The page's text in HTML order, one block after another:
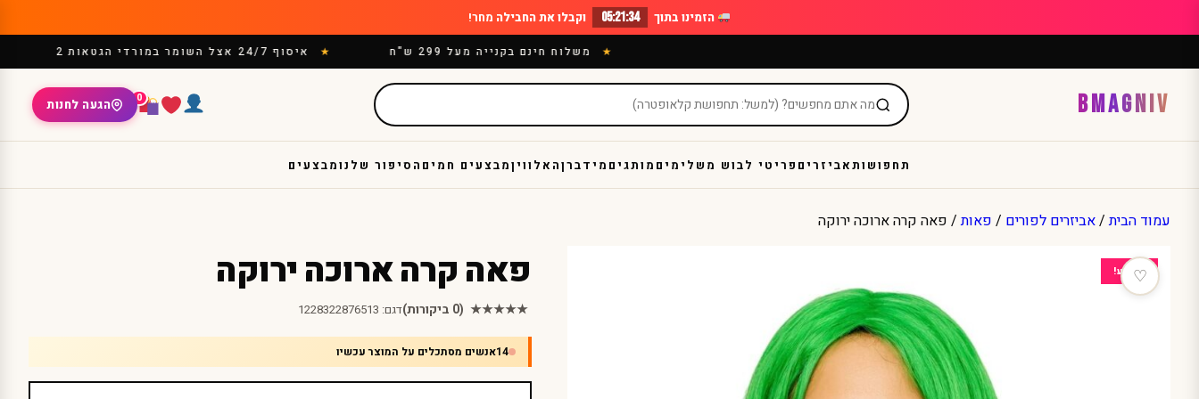
to
הזמינו בתוך 05:21:33 וקבלו את החבילה מחר!
משלוח חינם בקנייה מעל 299 ש"ח איסוף 24/7 אצל השומר במורדי הגטאות 2
BMAGNIV
0 הגעה לחנות
תחפושותאביזרים פריטי לבוש משלימים מותגים מידברןהאלוויןמבצעים חמים הסיפור שלנומבצעים
עמוד הבית/אביזרים לפורים / פאות/ פאה קרה ארוכה ירוקה
מבצע! פאה קרה ארוכה ירוקה ♡
★★★★★ (0 ביקורות) דגם: 1228322876513
14אנשים מסתכלים על המוצר עכשיו